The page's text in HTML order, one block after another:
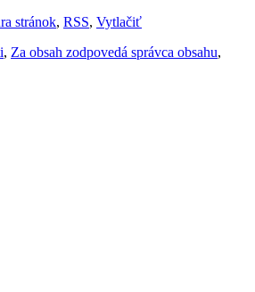
stránok, RSS, Vytlačiť
, Za obsah zodpovedá správca obsahu,